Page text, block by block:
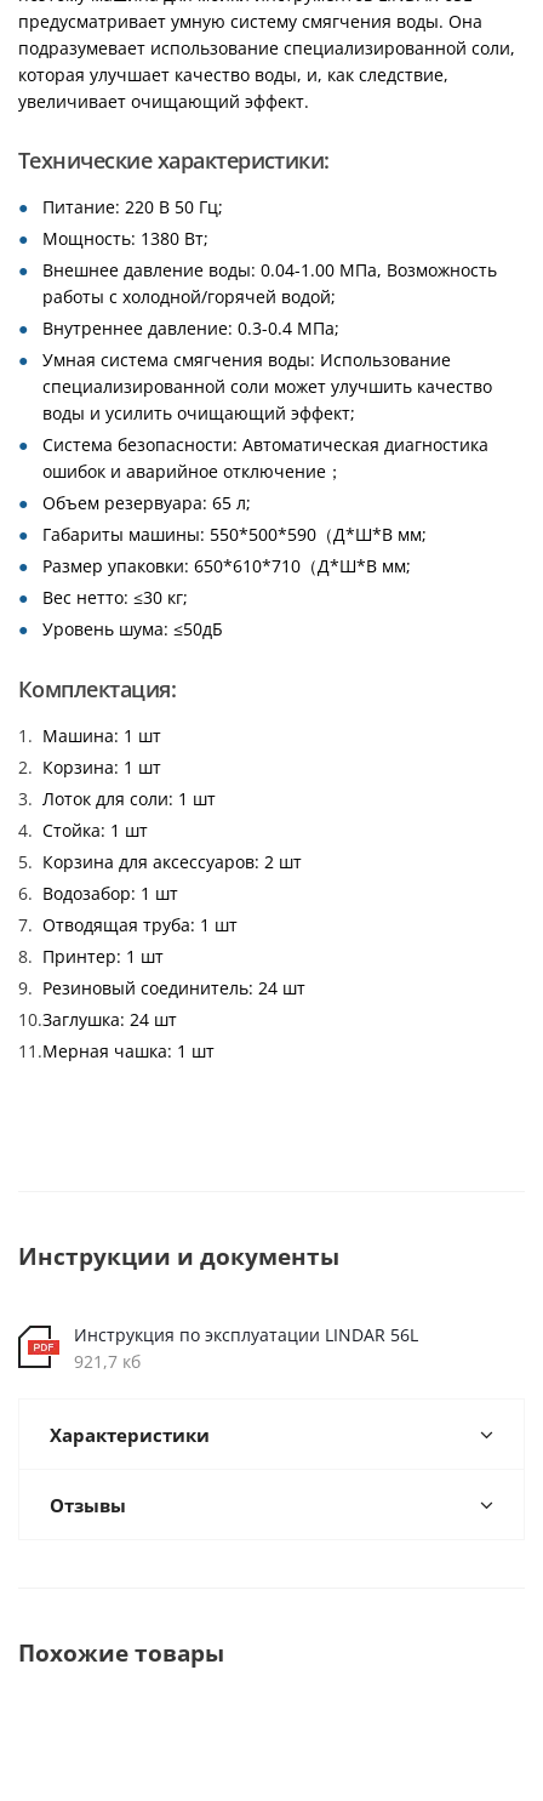
предусматривает умную систему смягчения воды. Она
подразумевает использование специализированной соли,
которая улучшает качество воды, и, как следствие,
увеличивает очищающий эффект.
Технические характеристики:
Питание: 220 В 50 Гц;
Мощность: 1380 Вт;
Внешнее давление воды: 0.04-1.00 МПа, Возможность
работы с холодной/горячей водой;
Внутреннее давление: 0.3-0.4 МПа;
Умная система смягчения воды: Использование
специализированной соли может улучшить качество
воды и усилить очищающий эффект;
Система безопасности: Автоматическая диагностика
ошибок и аварийное отключение；
Объем резервуара: 65 л;
Габариты машины: 550*500*590（Д*Ш*В мм;
Размер упаковки: 650*610*710（Д*Ш*В мм;
Вес нетто: ≤30 кг;
Уровень шума: ≤50дБ
Комплектация:
Машина: 1 шт
Корзина: 1 шт
Лоток для соли: 1 шт
Стойка: 1 шт
Корзина для аксессуаров: 2 шт
Водозабор: 1 шт
Отводящая труба: 1 шт
Принтер: 1 шт
Резиновый соединитель: 24 шт
Заглушка: 24 шт
Мерная чашка: 1 шт
Инструкции и документы
Инструкция по эксплуатации LINDAR 56L
921,7 кб
Характеристики
Отзывы
Похожие товары